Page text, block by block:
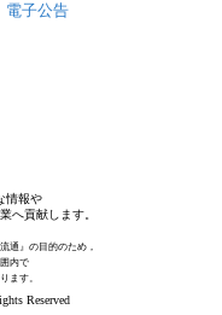
電子公告
情報や
へ貢献します。
通』の目的のため，
内で
ます。
Reserved